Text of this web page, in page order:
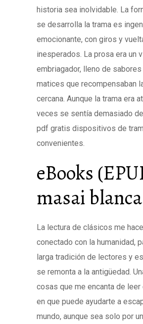
historia sea inolvidable. La
se desarrolla la trama es
emocionante, con giros y
inesperados. La prosa era un
embriagador, lleno de
matices que recompensaban
cercana. Aunque la trama era
veces se sentía demasiado
pdf gratis dispositivos de
convenientes.
eBooks
masai blanca
La lectura de clásicos me
conectado con la humanidad,
larga tradición de lectores y
se remonta a la antigüedad.
cosas que me encanta de
en que puede ayudarte a
mundo, aunque sea solo por